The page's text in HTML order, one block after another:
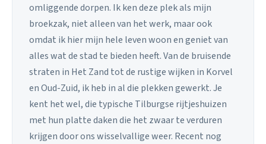
omliggende dorpen. Ik ken deze plek als mijn
broekzak, niet alleen van het werk, maar ook
omdat ik hier mijn hele leven woon en geniet van
alles wat de stad te bieden heeft. Van de bruisende
straten in Het Zand tot de rustige wijken in Korvel
en Oud-Zuid, ik heb in al die plekken gewerkt. Je
kent het wel, die typische Tilburgse rijtjeshuizen
met hun platte daken die het zwaar te verduren
krijgen door ons wisselvallige weer. Recent nog